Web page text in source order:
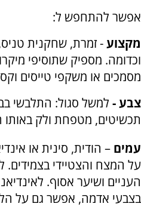
אפשר להתחפש ל:
מקצוע- זמרת, שחקנית
וכדומה. מספיק שתוסיפי
מסמכים או משקפי טייסים
צבע - למשל סגול: התלבשי
תכשיטים, מטפחת ולק באותו
עמים – הודית, סינית או
על המצח והצטיידי בצמידים.
העניים ושיער אסוף.
בצבעי אדמה, אפשר גם על